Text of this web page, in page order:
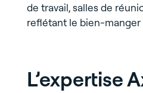
de travail, salles de
reflétant le bien-manger
L’expertise